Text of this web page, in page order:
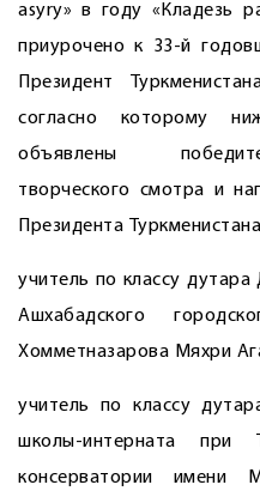
asyry» в году «Кладезь
приурочено к 33-й
Президент
согласно которому
объявлены
творческого смотра и
Президента
учитель по классу
Ашхабадского
Хомметназарова Мяхри
учитель по классу
школы-интерната при
консерватории имени